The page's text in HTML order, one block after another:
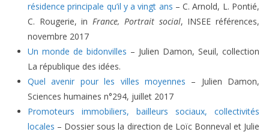
résidence principale qu’il y a vingt ans – C. Arnold, L. Pontié,
C. Rougerie, inFrance, Portrait social, INSEE références,
novembre 2017
Un monde de bidonvilles – Julien Damon, Seuil, collection
La république des idées.
Quel avenir pour les villes moyennes – Julien Damon,
Sciences humaines n°294, juillet 2017
Promoteurs immobiliers, bailleurs sociaux, collectivités
locales – Dossier sous la direction de Loïc Bonneval et Julie